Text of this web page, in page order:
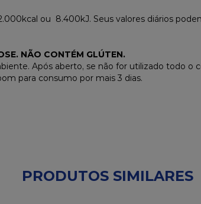
ou 8.400kJ. Seus valores diários
NÃO CONTÉM GLÚTEN.
Após aberto, se não for utilizado todo
para consumo por mais 3 dias.
PRODUTOS SIMILARES